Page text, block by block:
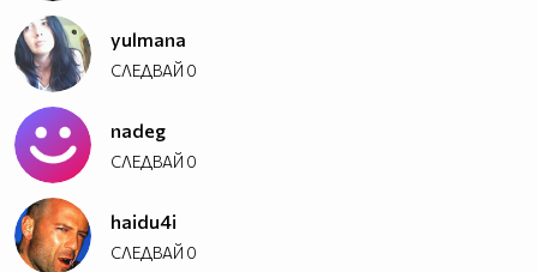
yulmana
СЛЕДВАЙ 0
nadeg
СЛЕДВАЙ 0
haidu4i
СЛЕДВАЙ 0